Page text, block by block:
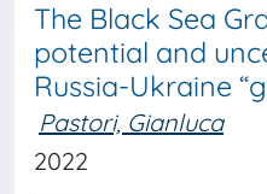
The Black Sea
potential and
Russia-Ukraine
Pastori, Gianluca
2022